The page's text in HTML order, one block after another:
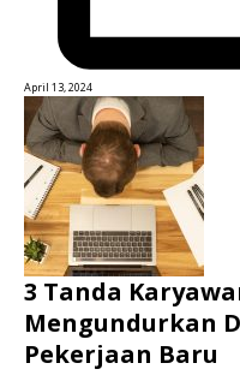
April 13, 2024
3 Tanda
Mengundurkan
Pekerjaan Baru